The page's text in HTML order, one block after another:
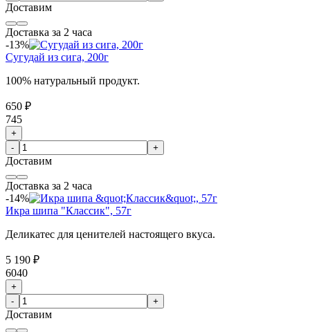
Доставим
Доставка за 2 часа
-13%
Сугудай из сига, 200г
100% натуральный продукт.
650 ₽
745
+
-
+
Доставим
Доставка за 2 часа
-14%
Икра шипа "Классик", 57г
Деликатес для ценителей настоящего вкуса.
5 190 ₽
6040
+
-
+
Доставим